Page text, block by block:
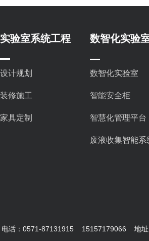
实验室系统工程
设计规划
装修施工
家具定制
数智化实验
数智化实验室
智能安全柜
智慧化管理平台
废液收集智能系
电话：0571-87131915 15157179066 地址